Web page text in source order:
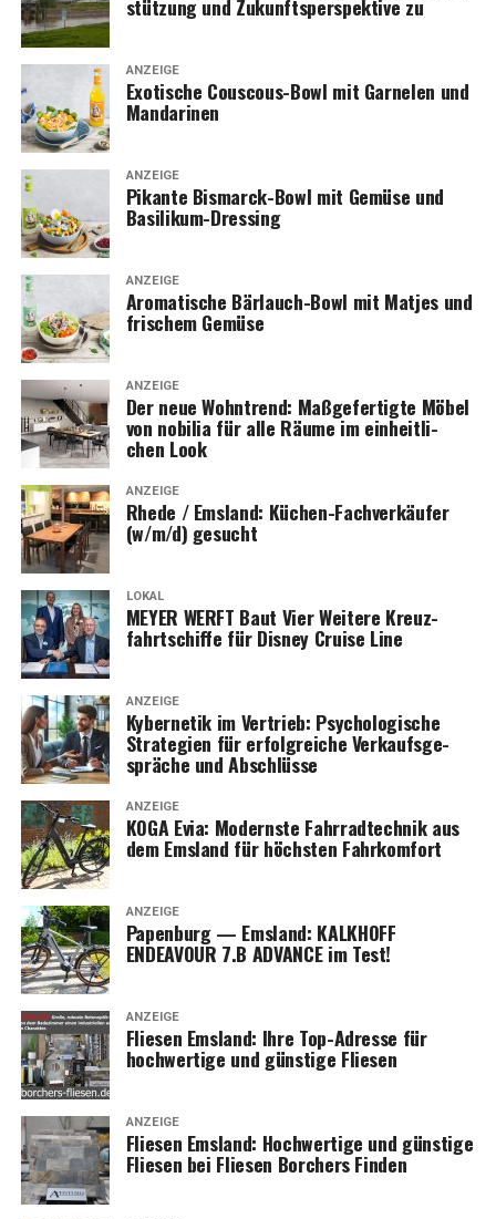
stüt­zung und Zukunfts­per­spek­ti­ve zu
ANZEIGE
Exo­ti­sche Cous­cous-Bowl mit Gar­ne­len und
Mandarinen
ANZEIGE
Pikan­te Bis­marck-Bowl mit Gemü­se und
Basilikum-Dressing
ANZEIGE
Aro­ma­ti­sche Bär­lauch-Bowl mit Mat­jes und
fri­schem Gemüse
ANZEIGE
Der neue Wohn­trend: Maß­ge­fer­tig­te Möbel
von nobi­lia für alle Räu­me im ein­heit­li­
chen Look
ANZEIGE
Rhe­de / Ems­land: Küchen-Fach­ver­käu­fer
(w/m/d) gesucht
LOKAL
MEYER WERFT Baut Vier Wei­te­re Kreuz­
fahrt­schif­fe für Dis­ney Crui­se Line
ANZEIGE
Kyber­ne­tik im Ver­trieb: Psy­cho­lo­gi­sche
Stra­te­gien für erfolg­rei­che Ver­kaufs­ge­
sprä­che und Abschlüsse
ANZEIGE
KOGA Evia: Moderns­te Fahr­rad­tech­nik aus
dem Ems­land für höchs­ten Fahrkomfort
ANZEIGE
Papen­burg — Ems­land: KALKHOFF
ENDEAVOUR 7.B ADVANCE im Test!
ANZEIGE
Flie­sen Ems­land: Ihre Top-Adres­se für
hoch­wer­ti­ge und güns­ti­ge Fliesen
ANZEIGE
Flie­sen Ems­land: Hoch­wer­ti­ge und güns­ti­ge
Flie­sen bei Flie­sen Bor­chers Finden